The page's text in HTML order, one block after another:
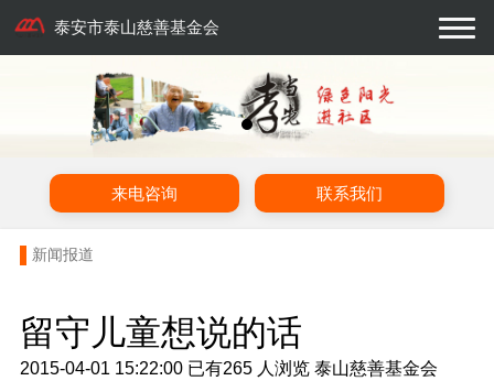
泰安市泰山慈善基金会
来电咨询 联系我们
新闻报道
留守儿童想说的话
2015-04-01 15:22:00 已有265 人浏览 泰山慈善基金会